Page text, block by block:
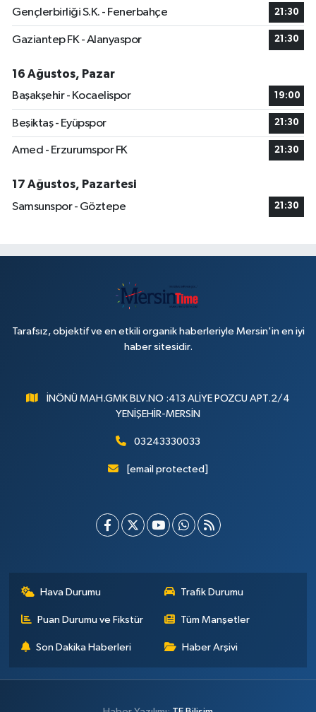
Gençlerbirliği S.K. - Fenerbahçe 21:30
Gaziantep FK - Alanyaspor 21:30
16 Ağustos, Pazar
Başakşehir - Kocaelispor
19:00
Beşiktaş - Eyüpspor 21:30
Amed - Erzurumspor FK 21:30
17 Ağustos, Pazartesi
Samsunspor - Göztepe
21:30
Tarafsız, objektif ve en etkili organik haberleriyle Mersin'in en iyi
haber sitesidir.
İNÖNÜ MAH.GMK BLV.NO :413 ALİYE POZCU APT.2/4
YENİŞEHİR-MERSİN
03243330033
[email protected]
Hava Durumu Trafik Durumu
Puan Durumu ve Fikstür Tüm Manşetler
Son Dakika Haberleri Haber Arşivi